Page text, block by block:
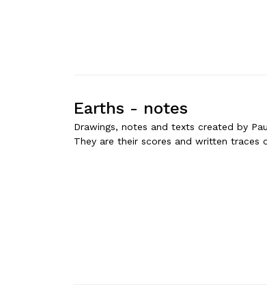
Earths - notes
Drawings, notes and texts created by
They are their scores and written traces